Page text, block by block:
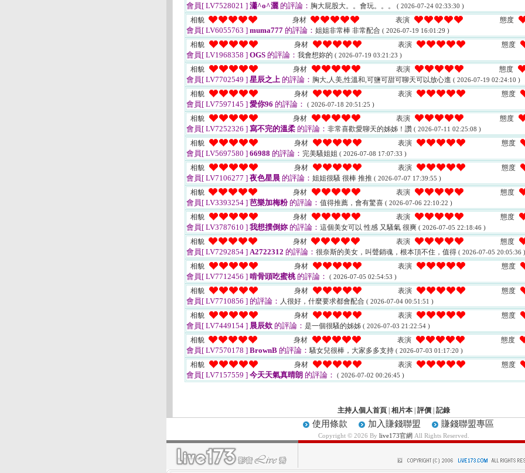
會員[ LV7528021 ] 瀟^o^灑的評論： 胸大屁股大。。會玩。。。 ( 2026-07-24 02:33:30 )
相貌 身材 表演 態度
會員[ LV6055763 ] muma777 的評論： 姐姐非常棒 非常配合 ( 2026-07-19 16:01:29 )
相貌 身材 表演 態度
會員[ LV1968358 ] OGS 的評論： 我會想妳的 ( 2026-07-19 03:21:23 )
相貌 身材 表演 態度
會員[ LV7702549 ] 星辰之上 的評論： 胸大,人美,性溫和,可鹽可甜可聊天可以放心進 ( 2026-07-19 02:24:10 )
相貌 身材 表演 態度
會員[ LV7597145 ] 愛你96 的評論： ( 2026-07-18 20:51:25 )
相貌 身材 表演 態度
會員[ LV7252326 ] 寫不完的溫柔 的評論： 非常喜歡愛聊天的姊姊！讚 ( 2026-07-11 02:25:08 )
相貌 身材 表演 態度
會員[ LV5697580 ] 66988 的評論： 完美騷姐姐 ( 2026-07-08 17:07:33 )
相貌 身材 表演 態度
會員[ LV7106277 ] 夜色星晨 的評論： 姐姐很騷 很棒 推推 ( 2026-07-07 17:39:55 )
相貌 身材 表演 態度
會員[ LV3393254 ] 芭樂加梅粉的評論： 值得推薦，會有驚喜 ( 2026-07-06 22:10:22 )
相貌 身材 表演 態度
會員[ LV3787610 ] 我想撲倒妳的評論： 這個美女可以 性感 又騷氣 很爽 ( 2026-07-05 22:18:46 )
相貌 身材 表演 態度
會員[ LV7292854 ] A2722312 的評論： 很奈斯的美女，叫聲銷魂，根本頂不住，值得 ( 2026-07-05 20:05:36 )
相貌 身材 表演 態度
會員[ LV7712456 ] 啃骨頭吃蜜桃的評論： ( 2026-07-05 02:54:53 )
相貌 身材 表演 態度
會員[ LV7710856 ] 的評論： 人很好，什麼要求都會配合 ( 2026-07-04 00:51:51 )
相貌 身材 表演 態度
會員[ LV7449154 ] 晨辰欸 的評論： 是一個很騷的姊姊 ( 2026-07-03 21:22:54 )
相貌 身材 表演 態度
會員[ LV7570178 ] BrownB 的評論：騷女兒很棒，大家多多支持 ( 2026-07-03 01:17:20 )
相貌 身材 表演 態度
會員[ LV7157559 ] 今天天氣真晴朗 的評論： ( 2026-07-02 00:26:45 )
主持人個人首頁 相片本 評價 記錄
使用條款 加入賺錢聯盟 賺錢聯盟專區
Copyright © 2026 By live173官網 All Rights Reserved.